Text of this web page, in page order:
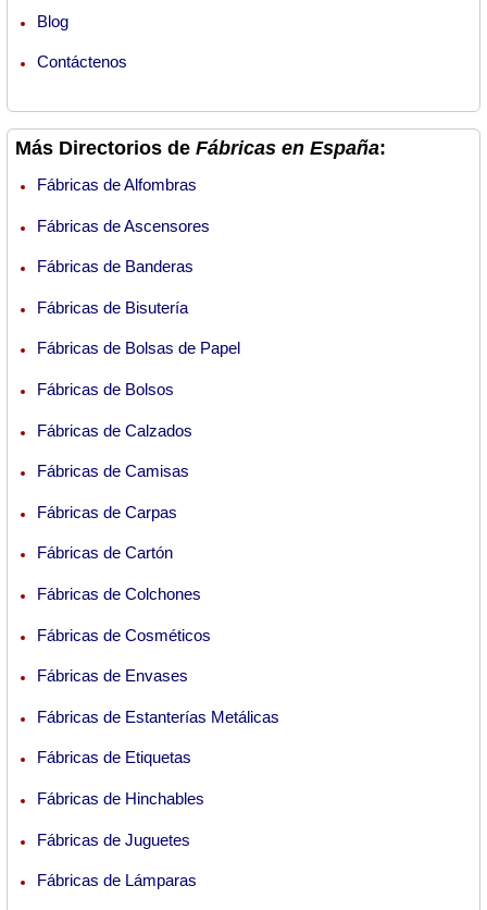
Blog
Contáctenos
Más Directorios de Fábricas en España:
Fábricas de Alfombras
Fábricas de Ascensores
Fábricas de Banderas
Fábricas de Bisutería
Fábricas de Bolsas de Papel
Fábricas de Bolsos
Fábricas de Calzados
Fábricas de Camisas
Fábricas de Carpas
Fábricas de Cartón
Fábricas de Colchones
Fábricas de Cosméticos
Fábricas de Envases
Fábricas de Estanterías Metálicas
Fábricas de Etiquetas
Fábricas de Hinchables
Fábricas de Juguetes
Fábricas de Lámparas